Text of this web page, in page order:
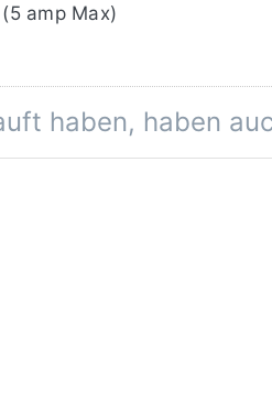
amp Max)
haben, haben